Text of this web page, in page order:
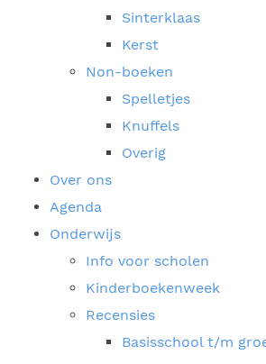
Sinterklaas
Kerst
Non-boeken
Spelletjes
Knuffels
Overig
Over ons
Agenda
Onderwijs
Info voor scholen
Kinderboekenweek
Recensies
Basisschool t/m